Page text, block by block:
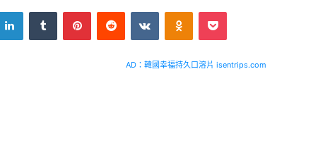
AD：韓國幸福持久口溶片 isentrips.com